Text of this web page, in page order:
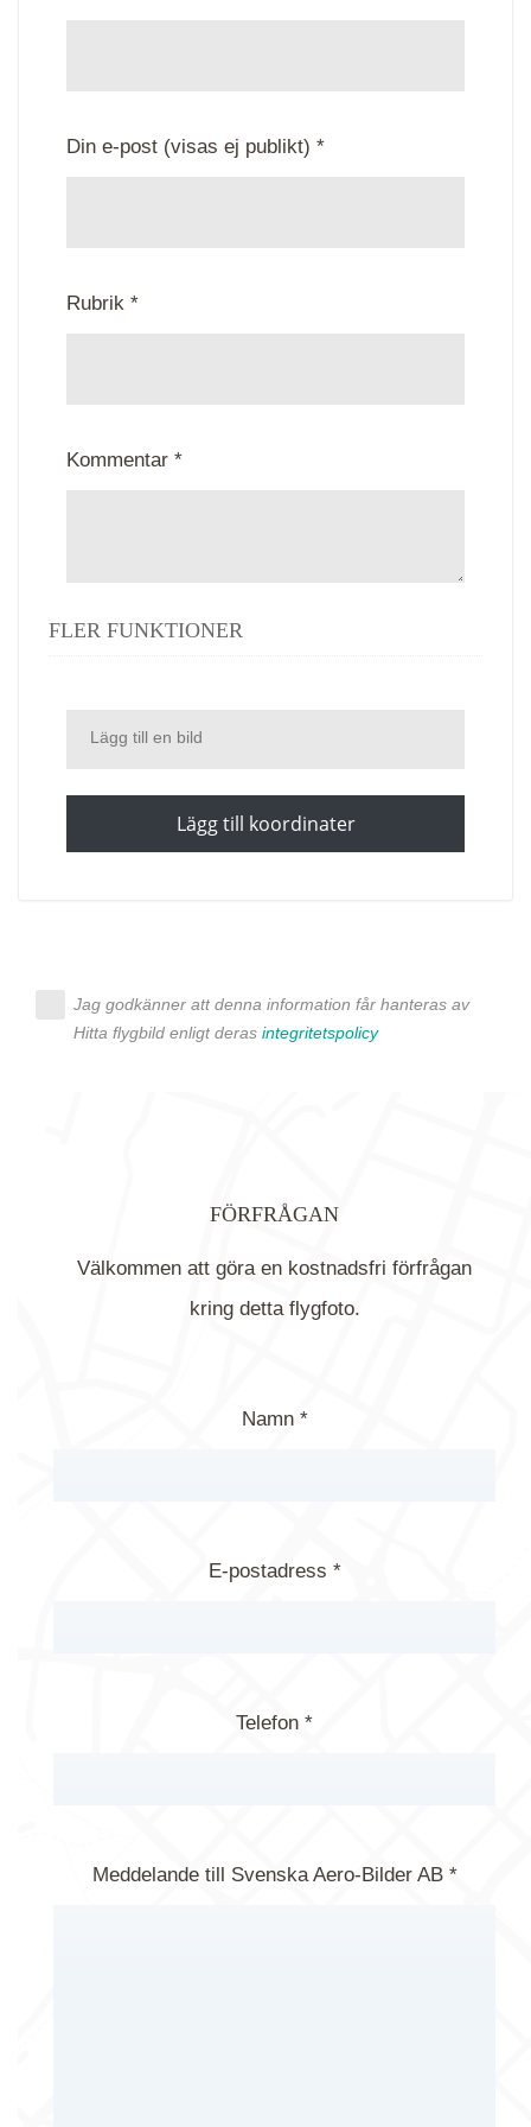
Din e-post (visas ej publikt) *
Rubrik *
Kommentar *
FLER FUNKTIONER
Lägg till en bild
Lägg till koordinater
Jag godkänner att denna information får hanteras av
Hitta flygbild enligt deras integritetspolicy
FÖRFRÅGAN
Välkommen att göra en kostnadsfri förfrågan
kring detta flygfoto.
Namn *
E-postadress *
Telefon *
Meddelande till Svenska Aero-Bilder AB *